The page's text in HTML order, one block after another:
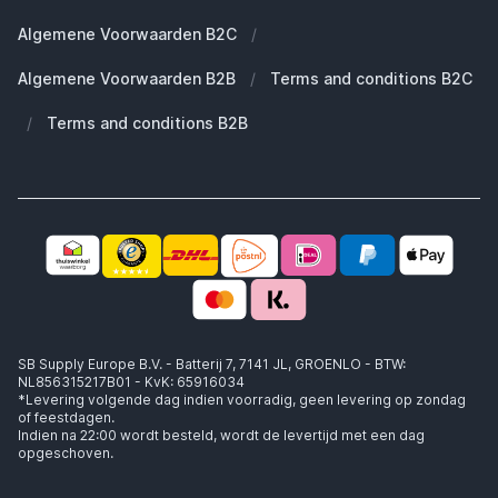
Groot en uniek assortiment
400.000+ klanten geleverd
Welke MagSafe heb ik nodig?
Werken bij SB Supply
Working at SB Supply
Algemene Voorwaarden B2C /
Algemene Voorwaarden B2B / Terms and conditions B2C
/ Terms and conditions B2B
SB Supply Europe B.V. - Batterij 7, 7141 JL, GROENLO - BTW:
NL856315217B01 - KvK: 65916034
*Levering volgende dag indien voorradig, geen levering op zondag
of feestdagen.
Indien na 22:00 wordt besteld, wordt de levertijd met een dag
opgeschoven.